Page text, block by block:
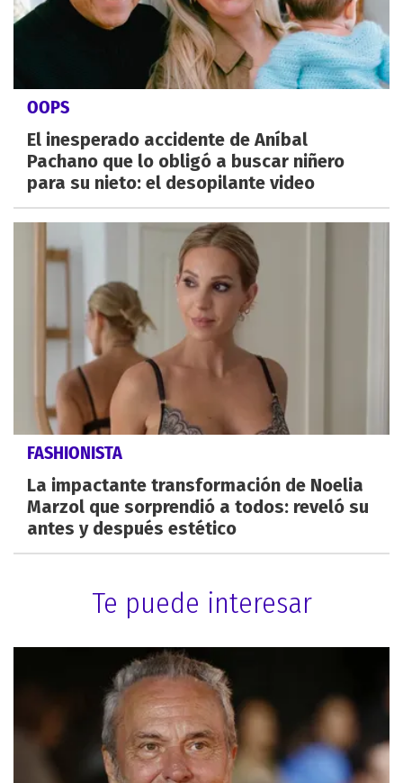
OOPS
El inesperado accidente de Aníbal
Pachano que lo obligó a buscar niñero
para su nieto: el desopilante video
FASHIONISTA
La impactante transformación de Noelia
Marzol que sorprendió a todos: reveló su
antes y después estético
Te puede interesar